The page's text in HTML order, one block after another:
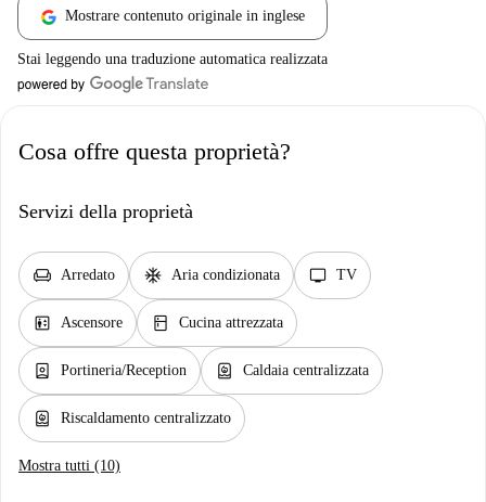
Mostrare contenuto originale in inglese
Stai leggendo una traduzione automatica realizzata
Cosa offre questa proprietà?
Servizi della proprietà
chair Arredato ac_unit Aria condizionata tv TV
elevator Ascensore kitchen Cucina attrezzata
person_book Portineria/Reception water_heater Caldaia centralizzata
water_heater Riscaldamento centralizzato
Mostra tutti (10)